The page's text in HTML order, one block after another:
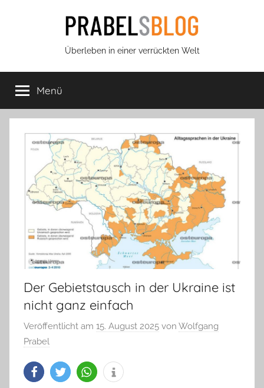
Prabels
Blog
Überleben in einer verrückten Welt
Menü
Der Gebietstausch in der Ukraine ist
nicht ganz einfach
Veröffentlicht am 15. August 2025 von Wolfgang
Prabel